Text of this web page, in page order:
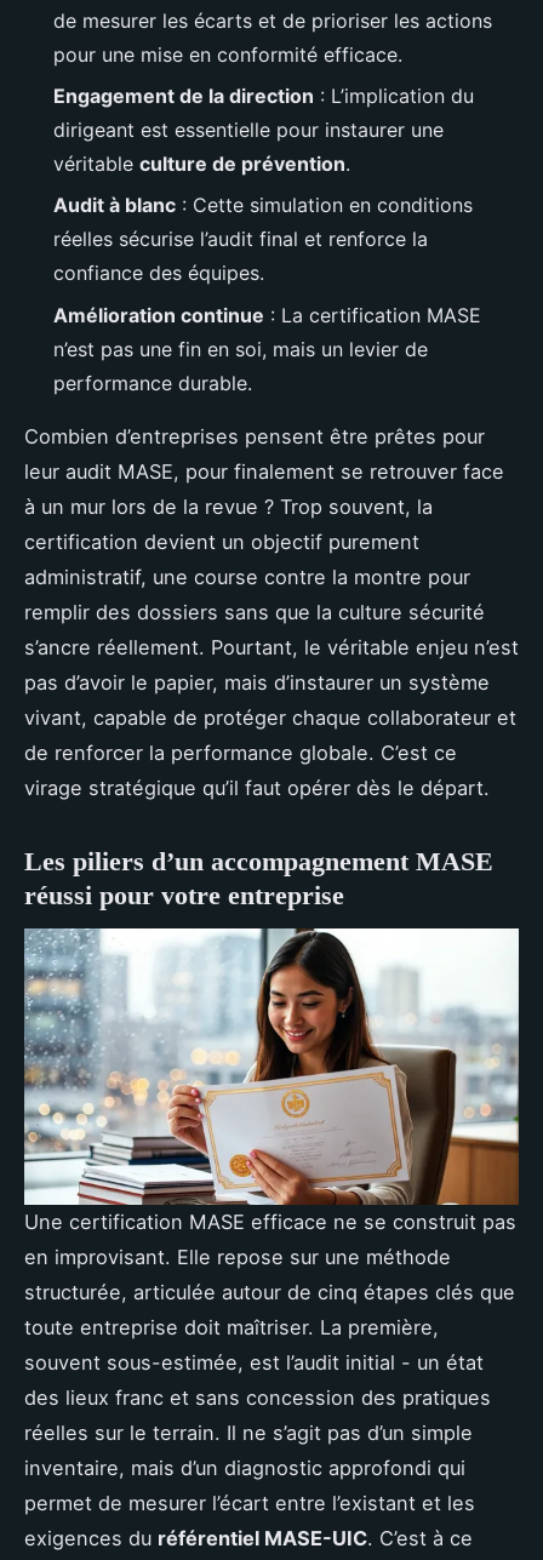
de mesurer les écarts et de prioriser les actions
pour une mise en conformité efficace.
Engagement de la direction : L’implication du
dirigeant est essentielle pour instaurer une
véritable culture de prévention.
Audit à blanc : Cette simulation en conditions
réelles sécurise l’audit final et renforce la
confiance des équipes.
Amélioration continue : La certification MASE
n’est pas une fin en soi, mais un levier de
performance durable.
Combien d’entreprises pensent être prêtes pour
leur audit MASE, pour finalement se retrouver face
à un mur lors de la revue ? Trop souvent, la
certification devient un objectif purement
administratif, une course contre la montre pour
remplir des dossiers sans que la culture sécurité
s’ancre réellement. Pourtant, le véritable enjeu n’est
pas d’avoir le papier, mais d’instaurer un système
vivant, capable de protéger chaque collaborateur et
de renforcer la performance globale. C’est ce
virage stratégique qu’il faut opérer dès le départ.
Les piliers d’un accompagnement MASE
réussi pour votre entreprise
Une certification MASE efficace ne se construit pas
en improvisant. Elle repose sur une méthode
structurée, articulée autour de cinq étapes clés que
toute entreprise doit maîtriser. La première,
souvent sous-estimée, est l’audit initial - un état
des lieux franc et sans concession des pratiques
réelles sur le terrain. Il ne s’agit pas d’un simple
inventaire, mais d’un diagnostic approfondi qui
permet de mesurer l’écart entre l’existant et les
exigences du référentiel MASE-UIC. C’est à ce